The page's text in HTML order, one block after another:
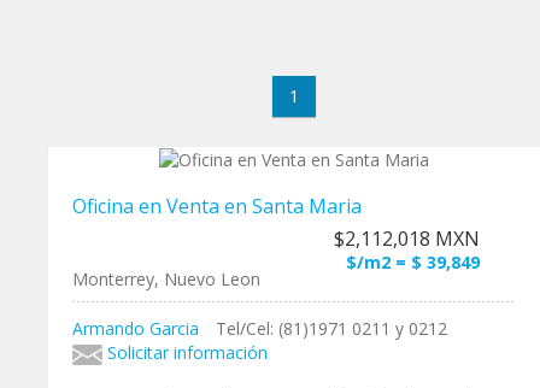
1
Oficina en Venta en Santa Maria
$2,112,018 MXN
$/m2 = $ 39,849
Monterrey, Nuevo Leon
Armando Garcia
Tel/Cel: (81)1971 0211 y 0212
Solicitar información